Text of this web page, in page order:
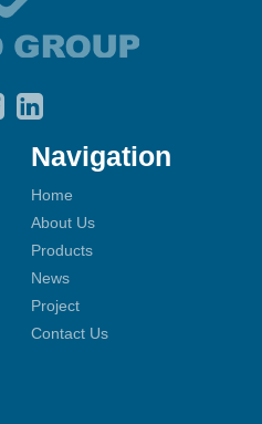
Navigation
Home
About Us
Products
News
Project
Contact Us